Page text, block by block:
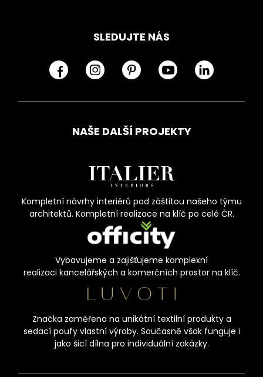
SLEDUJTE NÁS
NAŠE DALŠÍ PROJEKTY
Kompletní návrhy interiérů pod záštitou našeho týmu
architektů. Kompletní realizace na klíč po celé ČR.
Vybavujeme a zajišťujeme komplexní
realizaci kancelářských a komerčních prostor na klíč.
Značka zaměřena na unikátní textilní produkty a
sedací poufy vlastní výroby. Současně však funguje i
jako šicí dílna pro individuální zakázky.